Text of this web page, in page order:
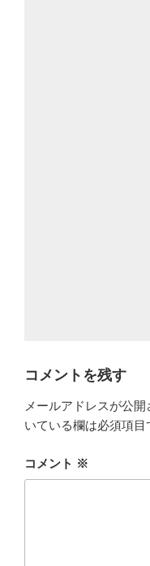
コメントを残す
メールアドレスが公開
いている欄は必須項目
コメント ※